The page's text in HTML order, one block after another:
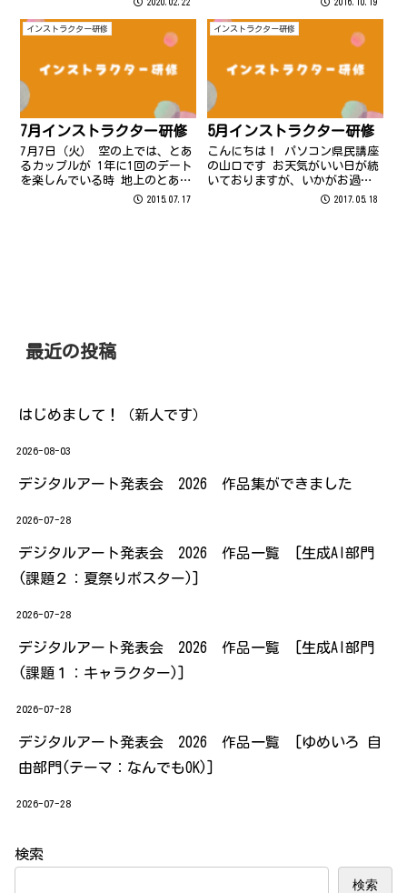
丸教室より成瀬です
インストラクター研修
7月インストラクター研修
7月7日（火） 空の上では、とあ
るカップルが 1年に1回のデート
を楽しんでいる時 地上のとある
場所では、インストラクター研
2015.07.17
インストラクター研修
5月インストラクター研修
こんにちは！ パソコン県民講座
の山口です お天気がいい日が続
いておりますが、いかがお過ご
2017.05.18
最近の投稿
はじめまして！（新人です）
2026-08-03
デジタルアート発表会 2026 作品集ができました
2026-07-28
デジタルアート発表会 2026 作品一覧 [生成AI部門
(課題２：夏祭りポスター)]
2026-07-28
デジタルアート発表会 2026 作品一覧 [生成AI部門
(課題１：キャラクター)]
2026-07-28
デジタルアート発表会 2026 作品一覧 [ゆめいろ 自
由部門(テーマ：なんでもOK)]
2026-07-28
検索
検索